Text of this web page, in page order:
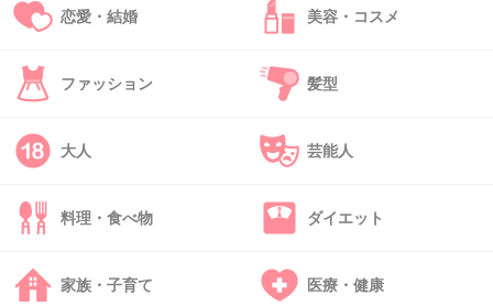
すっごい腹立つ。
出張多い仕事なので夜遅くの新幹線によく乗り
+96
新大阪から乗って来た大阪のおばさん三人組が
恋愛・結婚 美容・コスメ
ファッション 髪型
大人 芸能人
料理・食べ物 ダイエット
家族・子育て 医療・健康